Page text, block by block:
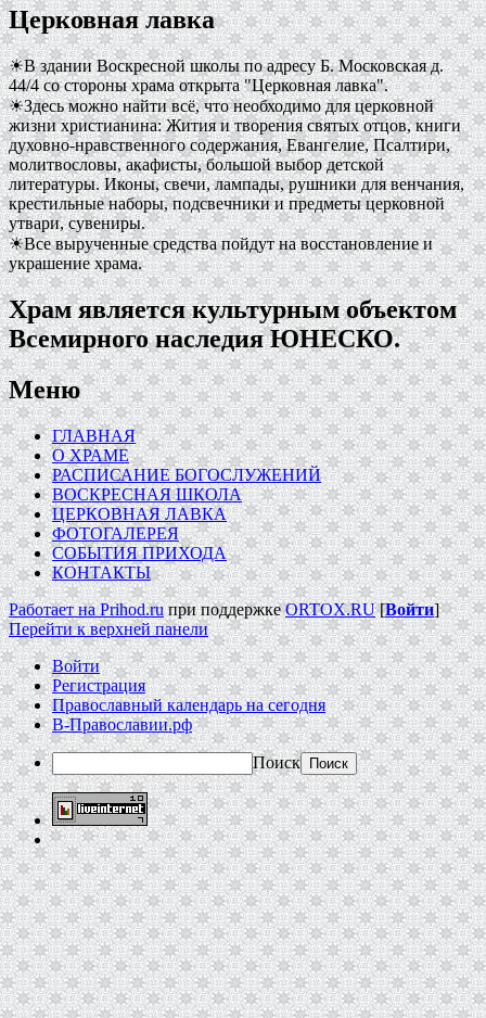
Церковная лавка
☀В здании Воскресной школы по адресу Б. Московская д.
44/4 со стороны храма открыта "Церковная лавка".
☀Здесь можно найти всё, что необходимо для церковной
жизни христианина: Жития и творения святых отцов, книги
духовно-нравственного содержания, Евангелие, Псалтири,
молитвословы, акафисты, большой выбор детской
литературы. Иконы, свечи, лампады, рушники для венчания,
крестильные наборы, подсвечники и предметы церковной
утвари, сувениры.
☀Все вырученные средства пойдут на восстановление и
украшение храма.
Храм является культурным объектом
Всемирного наследия ЮНЕСКО.
Меню
ГЛАВНАЯ
О ХРАМЕ
РАСПИСАНИЕ БОГОСЛУЖЕНИЙ
ВОСКРЕСНАЯ ШКОЛА
ЦЕРКОВНАЯ ЛАВКА
ФОТОГАЛЕРЕЯ
СОБЫТИЯ ПРИХОДА
КОНТАКТЫ
Работает на Prihod.ruпри поддержкеORTOX.RU[Войти]
Перейти к верхней панели
Войти
Регистрация
Православный календарь на сегодня
В-Православии.рф
Поиск